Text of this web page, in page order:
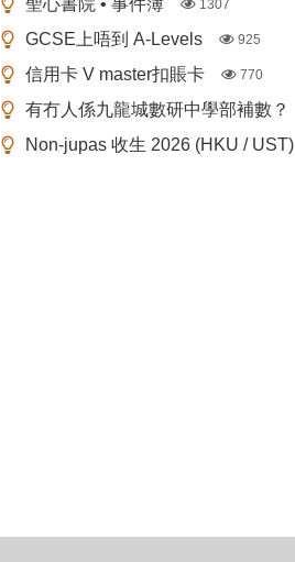
聖心書院 • 事件簿 1307
GCSE上唔到 A-Levels 925
信用卡 V master扣賬卡 770
有冇人係九龍城數研中學部補數？
Non-jupas 收生 2026 (HKU / UST)